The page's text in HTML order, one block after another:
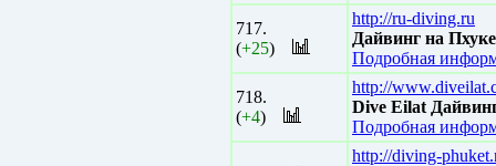
717.
(+25)
http://ru-diving.ru
Дайвинг на
Подробная
718.
(+4)
http://
Dive Eilat
Подробная
http://diving-